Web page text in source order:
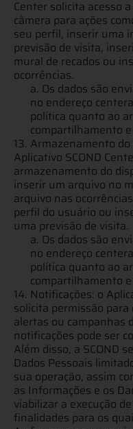
Center solicita acesso
câmera para ações
seu perfil, inserir uma
previsão de visita,
mural de recados ou
ocorrências.
a. Os dados são
no endereço
política quanto ao
compartilhamento
13. Armazenamento
Aplicativo SCOND
armazenamento do
inserir um arquivo no
arquivo nas
perfil do usuário ou
uma previsão de visita.
a. Os dados são
no endereço
política quanto ao
compartilhamento
14. Notificações: o
solicita permissão
alertas ou campanhas
notificações pode ser
Além disso, a SCOND
Dados Pessoais
sua operação, assim
as Informações e os
viabilizar a execução
finalidades para os